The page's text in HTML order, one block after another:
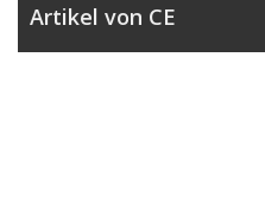
Artikel von CE